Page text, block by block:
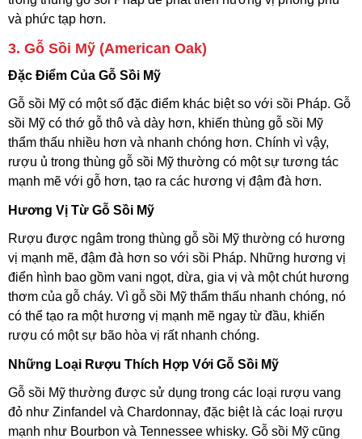
và phức tạp hơn.
3. Gỗ Sồi Mỹ (American Oak)
Đặc Điểm Của Gỗ Sồi Mỹ
Gỗ sồi Mỹ có một số đặc điểm khác biệt so với sồi Pháp. Gỗ
sồi Mỹ có thớ gỗ thô và dày hơn, khiến thùng gỗ sồi Mỹ
thẩm thấu nhiều hơn và nhanh chóng hơn. Chính vì vậy,
rượu ủ trong thùng gỗ sồi Mỹ thường có một sự tương tác
mạnh mẽ với gỗ hơn, tạo ra các hương vị đậm đà hơn.
Hương Vị Từ Gỗ Sồi Mỹ
Rượu được ngâm trong thùng gỗ sồi Mỹ thường có hương
vị mạnh mẽ, đậm đà hơn so với sồi Pháp. Những hương vị
điển hình bao gồm vani ngọt, dừa, gia vị và một chút hương
thơm của gỗ cháy. Vì gỗ sồi Mỹ thẩm thấu nhanh chóng, nó
có thể tạo ra một hương vị mạnh mẽ ngay từ đầu, khiến
rượu có một sự bão hòa vị rất nhanh chóng.
Những Loại Rượu Thích Hợp Với Gỗ Sồi Mỹ
Gỗ sồi Mỹ thường được sử dụng trong các loại rượu vang
đỏ như Zinfandel và Chardonnay, đặc biệt là các loại rượu
mạnh như Bourbon và Tennessee whisky. Gỗ sồi Mỹ cũng